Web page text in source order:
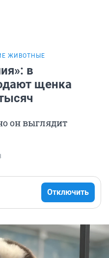
ЖИВОТНЫЕ
в
щенка
он выглядит
Отключить